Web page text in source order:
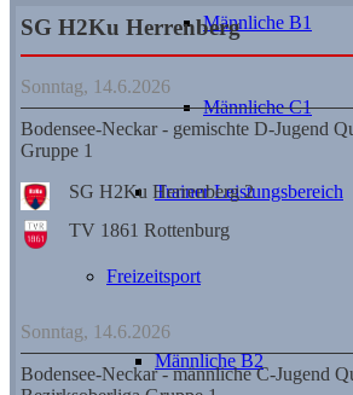
Männliche B1
Männliche C1
Trainer Leistungsbereich
Freizeitsport
Männliche B2
SG H2Ku Herrenberg
Sonntag, 14.6.2026
Bodensee-Neckar - gemischte D-Jugend
Gruppe 1
SG H2Ku Herrenberg 2
TV 1861 Rottenburg
Sonntag, 14.6.2026
Bodensee-Neckar - männliche C-Jugend